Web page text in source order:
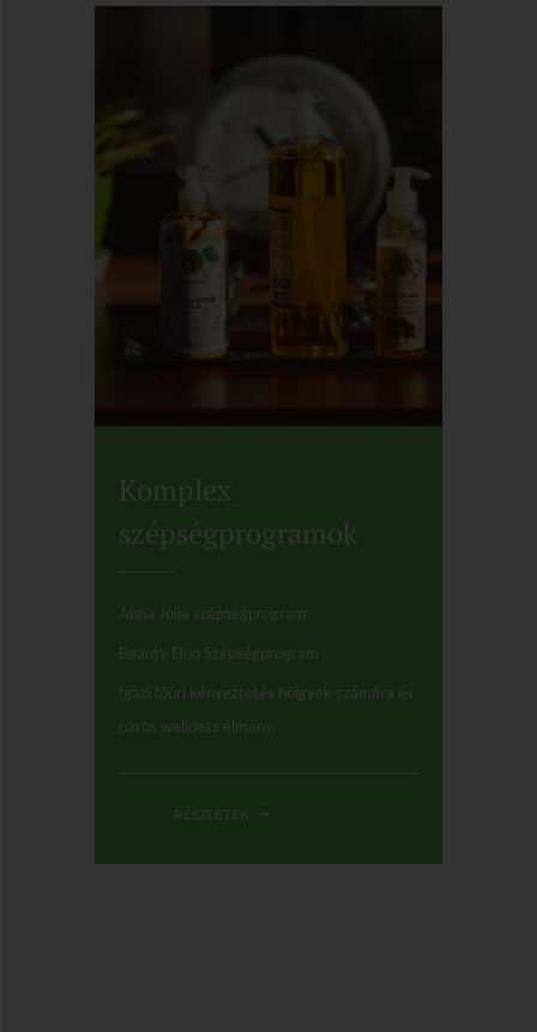
Komplex
szépségprogramok
Anna Júlia szépségprogram
Beauty Duo Szépségprogram
Igazi főúri kényeztetés hölgyek számára és
páros wellness élmény.
RÉSZLETEK